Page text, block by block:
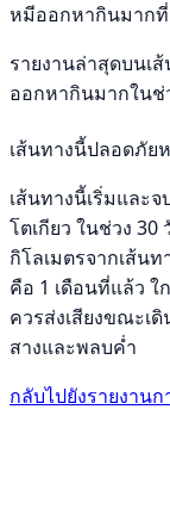
หมีออกหากินมากที่
รายงานล่าสุดบนเ
ออกหากินมากในช่
เส้นทางนี้ปลอดภัย
เส้นทางนี้เริ่มและ
โตเกียว ในช่วง
กิโลเมตรจากเส้น
คือ 1 เดือนที่แล้ว
ควรส่งเสียงขณะเ
สางและพลบค่ำ
กลับไปยังรายงานก